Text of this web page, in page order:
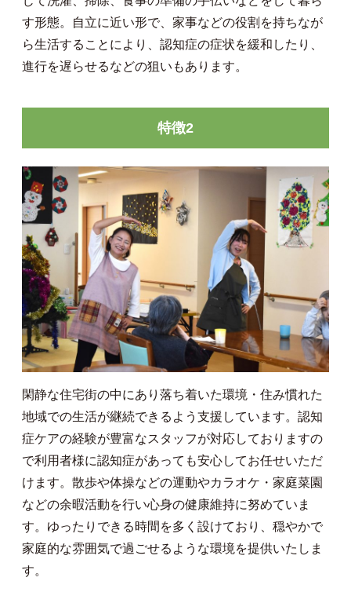
す形態。自立に近い形で、家事などの役割を持ちなが
ら生活することにより、認知症の症状を緩和したり、
進行を遅らせるなどの狙いもあります。
特徴2
閑静な住宅街の中にあり落ち着いた環境・住み慣れた
地域での生活が継続できるよう支援しています。認知
症ケアの経験が豊富なスタッフが対応しておりますの
で利用者様に認知症があっても安心してお任せいただ
けます。散歩や体操などの運動やカラオケ・家庭菜園
などの余暇活動を行い心身の健康維持に努めていま
す。ゆったりできる時間を多く設けており、穏やかで
家庭的な雰囲気で過ごせるような環境を提供いたしま
す。